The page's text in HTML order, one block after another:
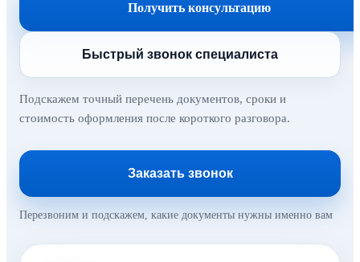
Получить консультацию
Быстрый звонок специалиста
Подскажем точный перечень документов, сроки и
стоимость оформления после короткого разговора.
Заказать звонок
Перезвоним и подскажем, какие документы нужны именно вам